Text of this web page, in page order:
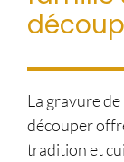
La gravure
découper
tradition et